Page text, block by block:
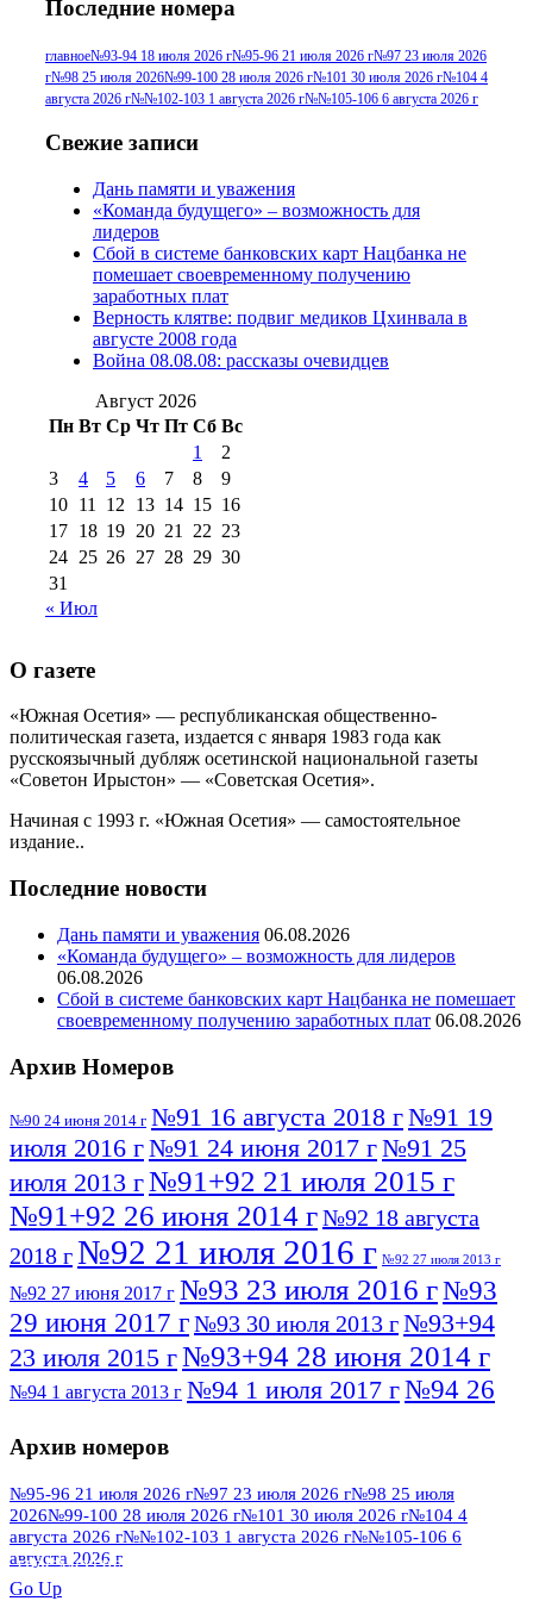
июля 2017 г(11)№96 9 августа 2012
г(13) №96 28 июля 2015 г(9) №96+97 3
июля 2014 г(10)№96+97 30 июля
июля 2017 г
2012 г(15)№97 30 июля 2015 г
(15)№98 1 августа 2015 г
августа 2016 г(10)№98 5 июля 2014 г(10)
№98 8 августа 2013 г
августа 2012 г(14)
2017 г(9)
№99 4 августа
2016 г(12) №99 8 июля 2014 г
августа 2012 г(11)
августа 2013 г
(12)
Последние номера
главное№93-94 18 июля 2026 г№95-96 21 июля 2026 г№97 23 июля 2026
г№98 25 июля 2026№99-100 28 июля 2026 г№101 30 июля 2026 г№104 4
августа 2026 г№№102-103 1 августа 2026 г№№105-106 6 августа 2026 г
Свежие записи
Дань памяти и уважения
«Команда будущего» – возможность для
лидеров
Сбой в системе банковских карт Нацбанка не
помешает своевременному получению
заработных плат
Верность клятве: подвиг медиков Цхинвала в
августе 2008 года
Война 08.08.08: рассказы очевидцев
Август 2026
Пн Вт Ср Чт Пт Сб Вс
1
2
3
4 5 6 7 8
9
10 11 12 13 14 15 16
17 18 19 20 21 22 23
24 25 26 27 28 29 30
31
« Июл
О газете
«Южная Осетия» — республиканская общественно-
политическая газета, издается с января 1983 года как
русскоязычный дубляж осетинской национальной газеты
«Советон Ирыстон» — «Советская Осетия».
Начиная с 1993 г. «Южная Осетия» — самостоятельное
издание..
Последние новости
Дань памяти и уважения 06.08.2026
«Команда будущего» – возможность для лидеров
06.08.2026
Сбой в системе банковских карт Нацбанка не помешает
своевременному получению заработных плат 06.08.2026
Архив Номеров
№90 24 июня 2014 г №91 16 августа 2018 г№91 19
июля 2016 г№91 24 июня 2017 г№91 25
июля 2013 г№91+92 21 июля 2015 г
№91+92 26 июня 2014 г№92 18 августа
2018 г№92 21 июля 2016 г №92 27 июля 2013 г
№92 27 июня 2017 г №93 23 июля 2016 г№93
29 июня 2017 г№93 30 июля 2013 г№93+94
23 июля 2015 г№93+94 28 июня 2014 г
№94 1 августа 2013 г №94 1 июля 2017 г№94 26
№95 7 августа 2012 г
№95 28 июля 2016 г№95+96 3 августа
2013 г№96 6 июля 2017 г№96 9 августа
2012 г №96 28 июля 2015 г
№96+97 30 июля 2016 г
Архив номеров
№95-96 21 июля 2026 г№97 23 июля 2026 г№98 25 июля
2026№99-100 28 июля 2026 г№101 30 июля 2026 г№104 4
августа 2026 г№№102-103 1 августа 2026 г№№105-106 6
августа 2026 г
ПОСМОТРЕТЬ ВСЕ
Go Up